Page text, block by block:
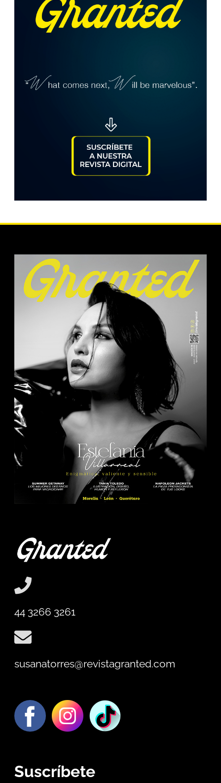
44 3266 3261
susanatorres@revistagranted.com
Suscríbete